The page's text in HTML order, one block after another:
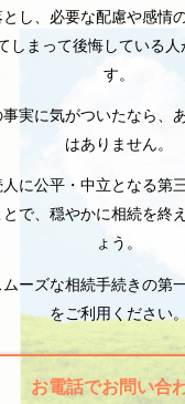
とし、必要な配慮や感情
しまって後悔している
す。
実に気がついたなら、
はありません。
に公平・中立となる第
で、穏やかに相続を終
ょう。
ーズな相続手続きの第
をご利用ください。
お電話でお問い合